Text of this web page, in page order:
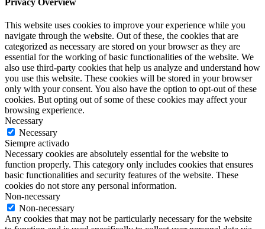
This website uses cookies to improve your experience while you
navigate through the website. Out of these, the cookies that are
categorized as necessary are stored on your browser as they are
essential for the working of basic functionalities of the website. We
also use third-party cookies that help us analyze and understand how
you use this website. These cookies will be stored in your browser
only with your consent. You also have the option to opt-out of these
cookies. But opting out of some of these cookies may affect your
browsing experience.
Necessary
Necessary
Siempre activado
Necessary cookies are absolutely essential for the website to
function properly. This category only includes cookies that ensures
basic functionalities and security features of the website. These
cookies do not store any personal information.
Non-necessary
Non-necessary
Any cookies that may not be particularly necessary for the website